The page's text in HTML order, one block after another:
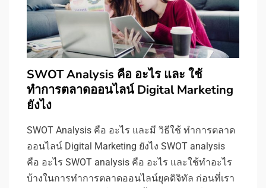
SWOT Analysis คือ อะไร และ ใช้
ทำการตลาดออนไลน์ Digital Marketing
ยังไง
SWOT Analysis คือ อะไร และมี วิธีใช้ ทำการตลาด
ออนไลน์ Digital Marketing ยังไง SWOT analysis
คือ อะไร SWOT analysis คือ อะไร และใช้ทำอะไร
บ้างในการทำการตลาดออนไลน์ยุคดิจิทัล ก่อนที่เรา